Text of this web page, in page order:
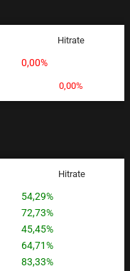
Hitrate
0,00%
0,00%
Hitrate
54,29%
72,73%
45,45%
64,71%
83,33%